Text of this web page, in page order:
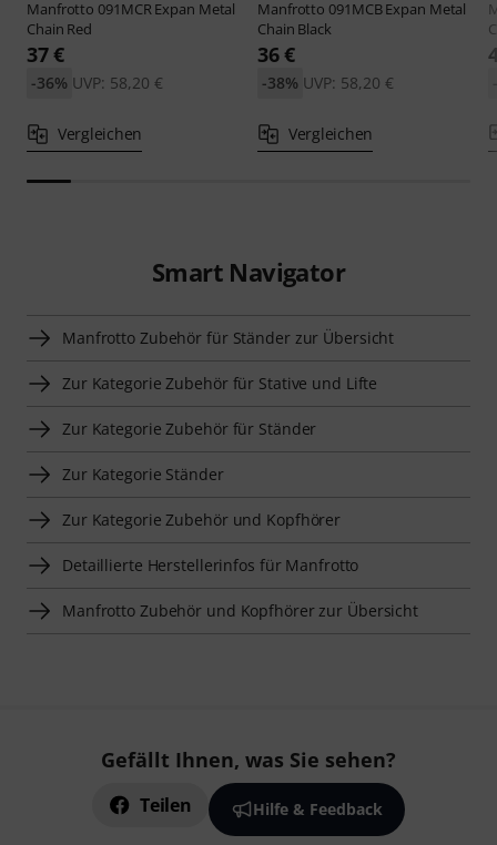
Manfrotto 091MCR Expan Metal
Chain Red
37 €
UVP: 58,20 €
-36%
Vergleichen
Manfrotto 091MCB Expan Metal
Chain Black
36 €
UVP: 58,20 €
-38%
Vergleichen
Smart Navigator
Manfrotto Zubehör für Ständer zur Übersicht
Zur Kategorie Zubehör für Stative und Lifte
Zur Kategorie Zubehör für Ständer
Zur Kategorie Ständer
Zur Kategorie Zubehör und Kopfhörer
Detaillierte Herstellerinfos für Manfrotto
Manfrotto Zubehör und Kopfhörer zur Übersicht
Gefällt Ihnen, was Sie sehen?
Teilen Hilfe & Feedback